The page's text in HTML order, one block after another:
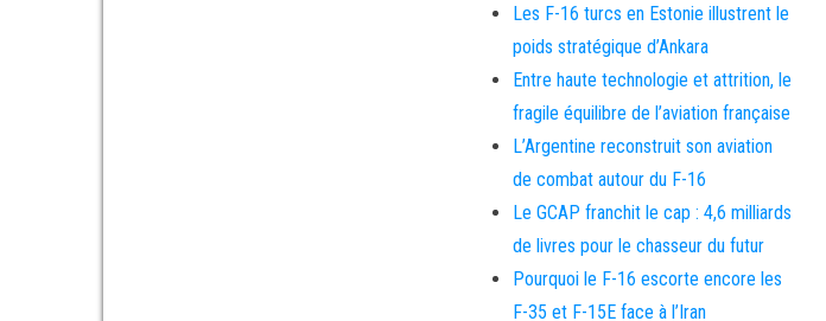
Les F-16 turcs en Estonie illustrent le
poids stratégique d’Ankara
Entre haute technologie et attrition, le
fragile équilibre de l’aviation française
L’Argentine reconstruit son aviation
de combat autour du F-16
Le GCAP franchit le cap : 4,6 milliards
de livres pour le chasseur du futur
Pourquoi le F-16 escorte encore les
F-35 et F-15E face à l’Iran